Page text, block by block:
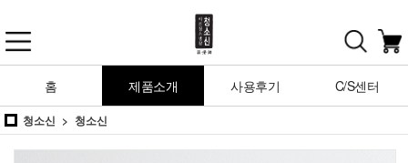
홈 제품소개 사용후기 C/S센터
청소신 청소신